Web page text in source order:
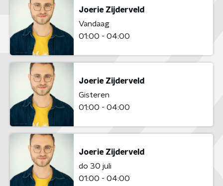
Joerie Zijderveld
Vandaag
01:00 - 04:00
Joerie Zijderveld
Gisteren
01:00 - 04:00
Joerie Zijderveld
do 30 juli
01:00 - 04:00